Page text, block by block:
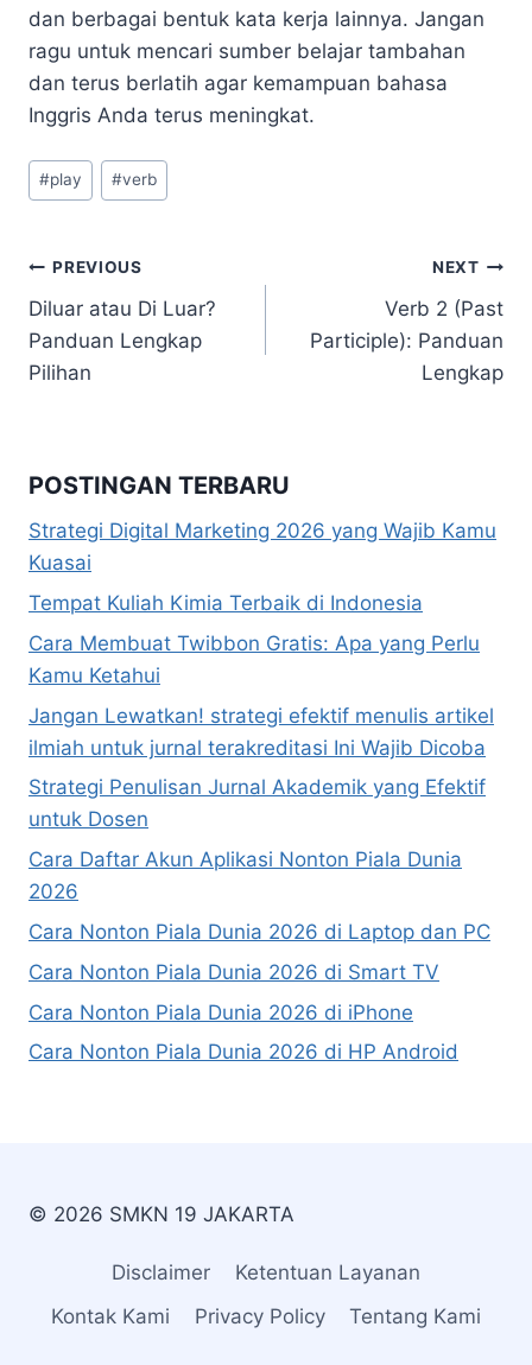
dan berbagai bentuk kata kerja lainnya. Jangan
ragu untuk mencari sumber belajar tambahan
dan terus berlatih agar kemampuan bahasa
Inggris Anda terus meningkat.
Post
Tags:
#play #verb
Navigasi
pos
PREVIOUS
Diluar atau Di Luar?
Panduan Lengkap
Pilihan
NEXT
Verb 2 (Past
Participle): Panduan
Lengkap
POSTINGAN TERBARU
Strategi Digital Marketing 2026 yang Wajib Kamu
Kuasai
Tempat Kuliah Kimia Terbaik di Indonesia
Cara Membuat Twibbon Gratis: Apa yang Perlu
Kamu Ketahui
Jangan Lewatkan! strategi efektif menulis artikel
ilmiah untuk jurnal terakreditasi Ini Wajib Dicoba
Strategi Penulisan Jurnal Akademik yang Efektif
untuk Dosen
Cara Daftar Akun Aplikasi Nonton Piala Dunia
2026
Cara Nonton Piala Dunia 2026 di Laptop dan PC
Cara Nonton Piala Dunia 2026 di Smart TV
Cara Nonton Piala Dunia 2026 di iPhone
Cara Nonton Piala Dunia 2026 di HP Android
© 2026 SMKN 19 JAKARTA
Disclaimer
Ketentuan Layanan
Kontak Kami
Privacy Policy Tentang Kami